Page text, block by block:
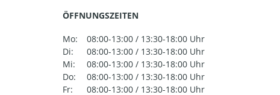
ÖFFNUNGSZEITEN
Mo:
08:00-13:00 / 13:30-18:00 Uhr
Di:
08:00-13:00 / 13:30-18:00 Uhr
Mi:
08:00-13:00 / 13:30-18:00 Uhr
Do:
08:00-13:00 / 13:30-18:00 Uhr
Fr:
08:00-13:00 / 13:30-18:00 Uhr